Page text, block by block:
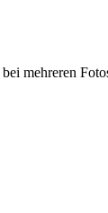
mehreren